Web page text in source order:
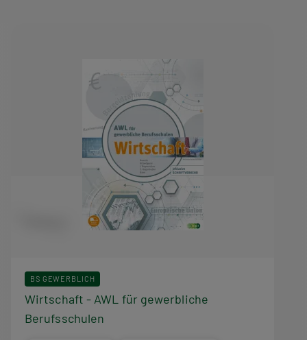
BS GEWERBLICH
Wirtschaft - AWL für gewerbliche
Berufsschulen